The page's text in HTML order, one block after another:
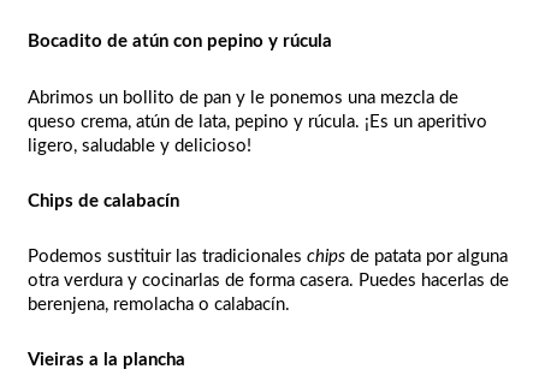
Bocadito de atún con pepino y rúcula
Abrimos un bollito de pan y le ponemos una mezcla de
queso crema, atún de lata, pepino y rúcula. ¡Es un aperitivo
ligero, saludable y delicioso!
Chips de calabacín
Podemos sustituir las tradicionaleschips de patata por alguna
otra verdura y cocinarlas de forma casera. Puedes hacerlas de
berenjena, remolacha o calabacín.
Vieiras a la plancha